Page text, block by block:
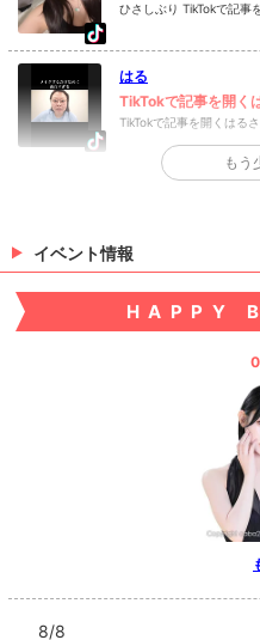
ひさしぶり TikTokで記事
はる
TikTokで記事を開く
TikTokで記事を開くはる
もう
イベント情報
HAPPY
8/8